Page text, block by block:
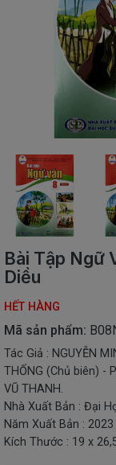
SÁCH
THIẾU
SÁCH
SÁCH
NGOẠI
NGỮ
VPP
-
ĐỒ
DÙNG
SINH
TẶNG
-
CHƠI
THIẾT
BỊ
STEM
Bài Tập Ngữ
Diều
HẾT HÀNG
Mã sản phẩm:
Tác Giả : NGUYỄN
THỐNG (Chủ biên) -
VŨ THANH.
Nhà Xuất Bản : Đại
Năm Xuất Bản : 2023
Kích Thước : 19 x